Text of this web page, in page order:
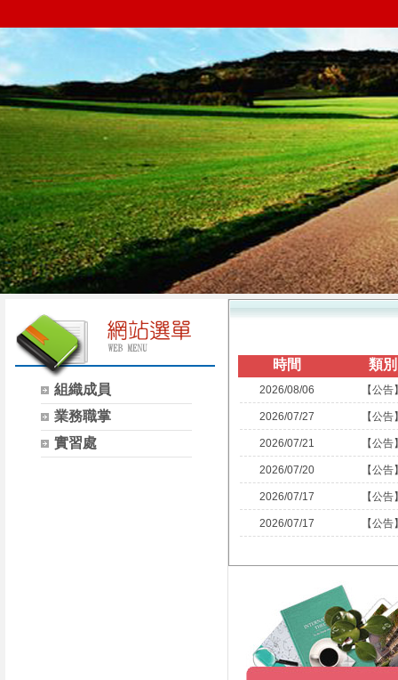
組織成員
業務職掌
實習處
時間 類別
2026/08/06 【公告
2026/07/27 【公告
2026/07/21 【公告
2026/07/20 【公告
2026/07/17 【公告
2026/07/17 【公告